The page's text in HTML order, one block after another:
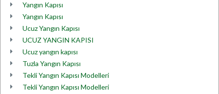
Yangın Kapısı
Yangın Kapısı
Ucuz Yangın Kapısı
UCUZ YANGIN KAPISI
Ucuz yangın kapısı
Tuzla Yangın Kapısı
Tekli Yangın Kapısı Modelleri
Tekli Yangın Kapısı Modelleri